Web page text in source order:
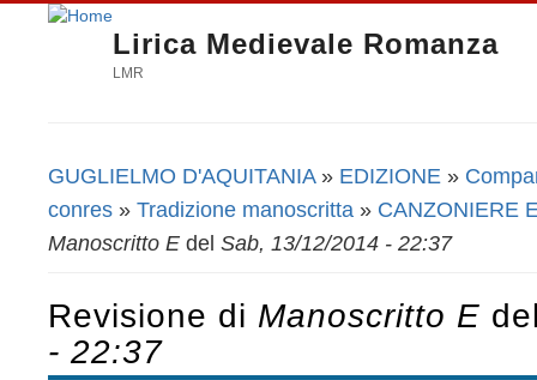
Lirica Medievale Romanza
LMR
Tu sei qui
GUGLIELMO D'AQUITANIA» EDIZIONE »
conres » Tradizione manoscritta » CANZONIERE
Manoscritto E del Sab, 13/12/2014 - 22:37
Revisione di Manoscritto E
- 22:37